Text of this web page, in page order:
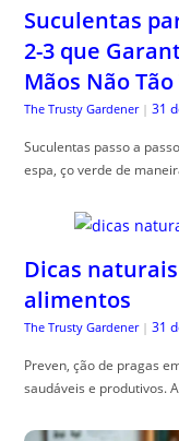
Suculentas
2-3 que
Mãos Não
The Trusty Gardener | 31
Suculentas passo a
espa, ço verde de
Dicas
alimentos
The Trusty Gardener | 31
Preven, ção de pragas
saudáveis e produtivos.